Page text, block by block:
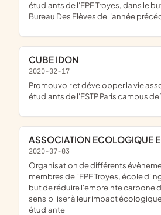
étudiants de l'EPF Troyes, dans le
Bureau Des Elèves de l'année
CUBE IDON
2020-02-17
promouvoir et développer la vie associative des
étudiants de l'ESTP Paris campus de
ASSOCIATION ECOLOGIQUE
2020-07-03
organisation de différents évènements dédiés aux
membres de "EPF Troyes, école
but de réduire l'empreinte carbone
sensibiliser à leur impact
étudiante